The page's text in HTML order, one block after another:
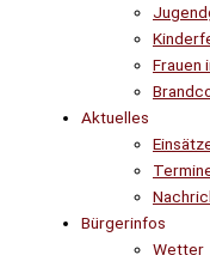
Frauen
Aktuelles
Bürgerinfos
Wetter